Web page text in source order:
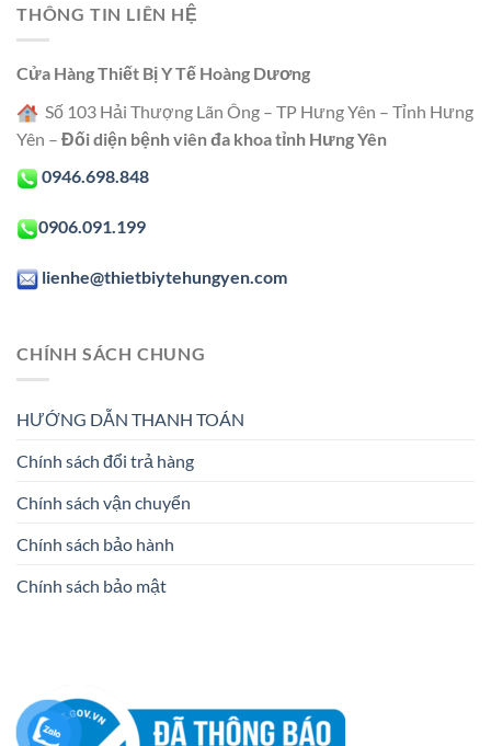
THÔNG TIN LIÊN HỆ
Cửa Hàng Thiết Bị Y Tế Hoàng Dương
Số 103 Hải Thượng Lãn Ông – TP Hưng Yên – Tỉnh Hưng
Yên – Đối diện bệnh viên đa khoa tỉnh Hưng Yên
0946.698.848
0906.091.199
lienhe@thietbiytehungyen.com
CHÍNH SÁCH CHUNG
HƯỚNG DẪN THANH TOÁN
Chính sách đổi trả hàng
Chính sách vận chuyển
Chính sách bảo hành
Chính sách bảo mật